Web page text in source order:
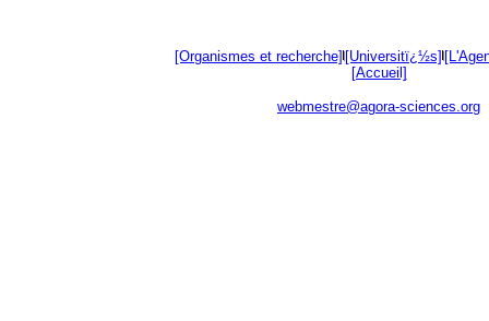
[Organismes et recherche] [Universitï¿½s]
[Accueil]
webmestre@agora-sciences.org